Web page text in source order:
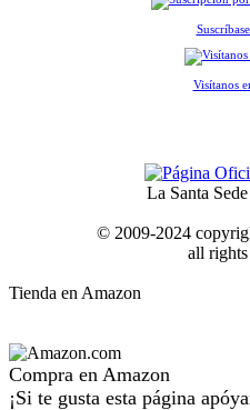
Visítanos
La Santa
© 2009-2024
all rights
Tienda en Amazon
Compra en Amazon
¡Si te gusta esta página